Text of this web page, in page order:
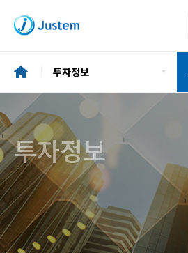
투자정보
기업소개
투자정보
ESG
사업소개
투자정보